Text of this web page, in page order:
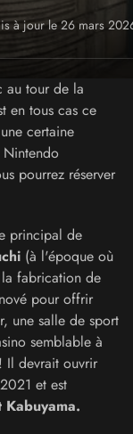
à jour le 26 mars
au tour de la
en tous cas ce
certaine
pourrez réserver
principal de
(à l'époque où
fabrication de
pour offrir
une salle de sport
semblable à
! Il devrait ouvrir
et est
Kabuyama.